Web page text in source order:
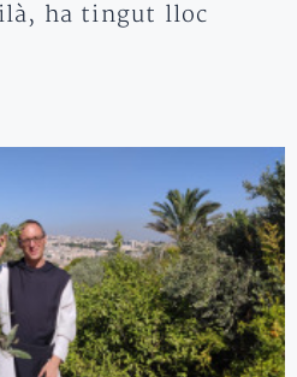
ha tingut lloc